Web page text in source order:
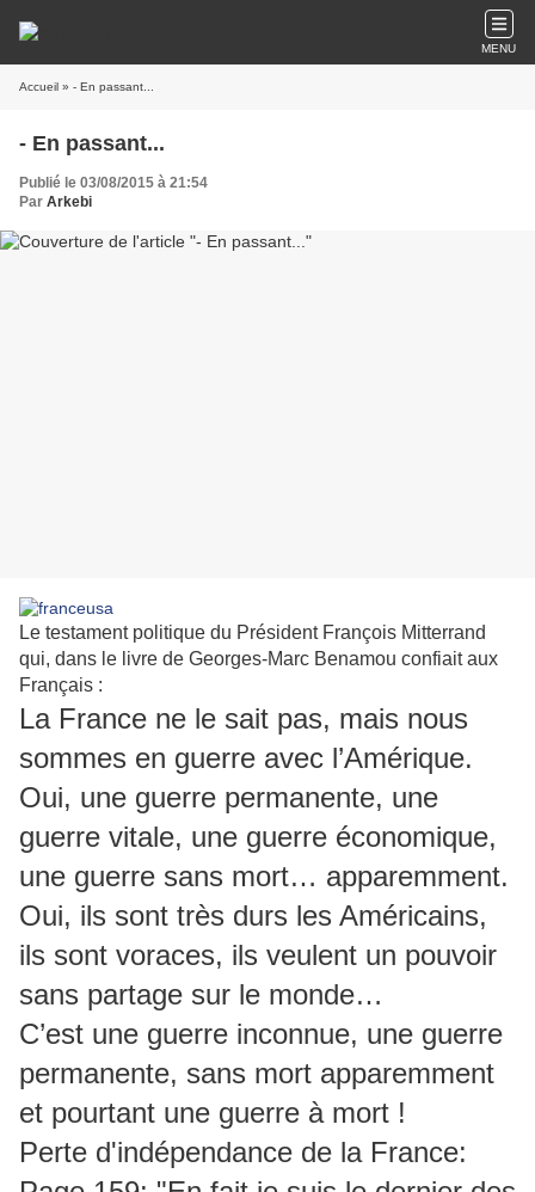
MENU
Accueil » - En passant...
- En passant...
Publié le 03/08/2015 à 21:54
Par Arkebi
Le testament politique du Président François Mitterrand
qui, dans le livre de Georges-Marc Benamou confiait aux
Français :
La France ne le sait pas, mais nous
sommes en guerre avec l’Amérique.
Oui, une guerre permanente, une
guerre vitale, une guerre économique,
une guerre sans mort… apparemment.
Oui, ils sont très durs les Américains,
ils sont voraces, ils veulent un pouvoir
sans partage sur le monde…
C’est une guerre inconnue, une guerre
permanente, sans mort apparemment
et pourtant une guerre à mort !
Perte d'indépendance de la France: